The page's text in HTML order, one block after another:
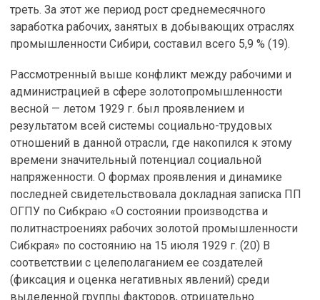
треть. За этот же период рост среднемесячного
заработка рабочих, занятых в добывающих отраслях
промышленности Сибири, составил всего 5,9 % (19).
Рассмотренный выше конфликт между рабочими и
администрацией в сфере золотопромышленности
весной — летом 1929 г. был проявлением и
результатом всей системы социально-трудовых
отношений в данной отрасли, где накопился к этому
времени значительный потенциал социальной
напряженности. О формах проявления и динамике
последней свидетельствовала докладная записка ПП
ОГПУ по Сибкраю «О состоянии производства и
политнастроениях рабочих золотой промышленности
Сибкрая» по состоянию на 15 июля 1929 г. (20) В
соответствии с целеполаганием ее создателей
(фиксация и оценка негативных явлений) среди
выделенной группы факторов, отрицательно